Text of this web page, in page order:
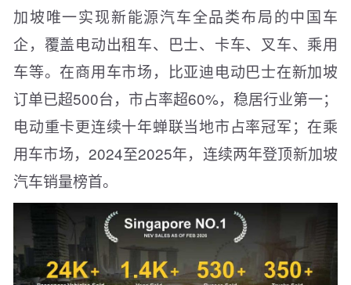
加坡唯一实现新能源汽车全品类布局的中国车
企，覆盖电动出租车、巴士、卡车、叉车、乘用
车等。在商用车市场，比亚迪电动巴士在新加坡
订单已超500台，市占率超60%，稳居行业第一；
电动重卡更连续十年蝉联当地市占率冠军；在乘
用车市场，2024至2025年，连续两年登顶新加坡
汽车销量榜首。